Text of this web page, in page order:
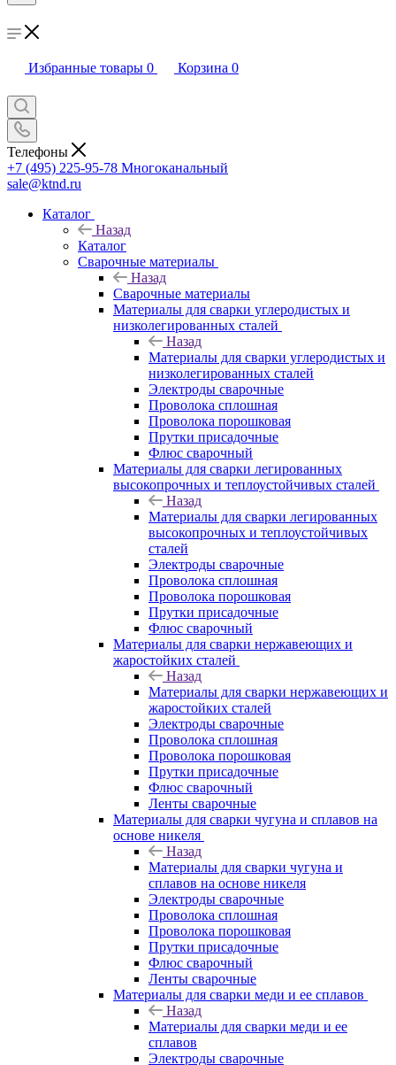
Избранные товары 0 Корзина 0
Телефоны
+7 (495) 225-95-78 Многоканальный
sale@ktnd.ru
Каталог
Назад
Каталог
Сварочные материалы
Назад
Сварочные материалы
Материалы для сварки углеродистых и
низколегированных сталей
Назад
Материалы для сварки углеродистых и
низколегированных сталей
Электроды сварочные
Проволока сплошная
Проволока порошковая
Прутки присадочные
Флюс сварочный
Материалы для сварки легированных
высокопрочных и теплоустойчивых сталей
Назад
Материалы для сварки легированных
высокопрочных и теплоустойчивых
сталей
Электроды сварочные
Проволока сплошная
Проволока порошковая
Прутки присадочные
Флюс сварочный
Материалы для сварки нержавеющих и
жаростойких сталей
Назад
Материалы для сварки нержавеющих и
жаростойких сталей
Электроды сварочные
Проволока сплошная
Проволока порошковая
Прутки присадочные
Флюс сварочный
Ленты сварочные
Материалы для сварки чугуна и сплавов на
основе никеля
Назад
Материалы для сварки чугуна и
сплавов на основе никеля
Электроды сварочные
Проволока сплошная
Проволока порошковая
Прутки присадочные
Флюс сварочный
Ленты сварочные
Материалы для сварки меди и ее сплавов
Назад
Материалы для сварки меди и ее
сплавов
Электроды сварочные